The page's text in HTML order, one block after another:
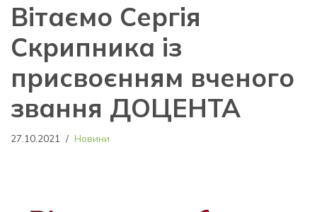
Вітаємо Сергія
Скрипника із
присвоєнням вченого
звання ДОЦЕНТА
27.10.2021 Новини